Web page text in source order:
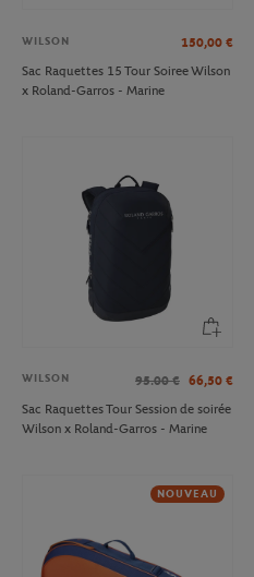
WILSON 150,00 €
Sac Raquettes 15 Tour Soiree Wilson
x Roland-Garros - Marine
WILSON 95.00 € 66,50 €
Sac Raquettes Tour Session de soirée
Wilson x Roland-Garros - Marine
NOUVEAU